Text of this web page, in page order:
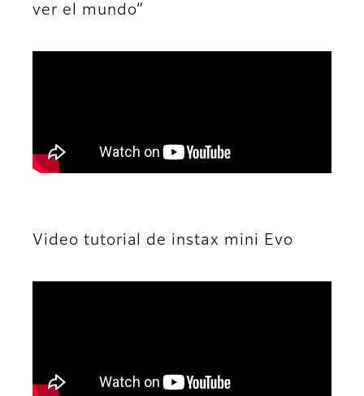
ver el mundo”
Video tutorial de instax mini Evo